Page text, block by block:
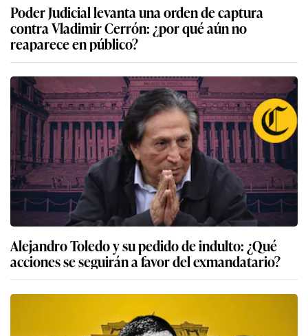
Poder Judicial levanta una orden de captura
contra Vladimir Cerrón: ¿por qué aún no
reaparece en público?
Alejandro Toledo y su pedido de indulto: ¿Qué
acciones se seguirán a favor del exmandatario?